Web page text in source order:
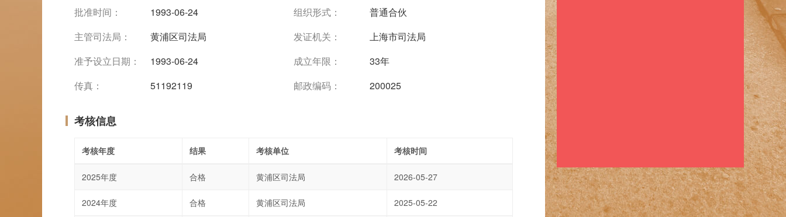
批准时间：
1993-06-24 组织形式：
普通合伙
主管司法局：
黄浦区司法局 发证机关：
上海市司法局
准予设立日期：
1993-06-24 成立年限：
33年
传真：
51192119 邮政编码： 200025
考核信息
考核年度 结果 考核单位 考核时间
2025年度 合格 黄浦区司法局 2026-05-27
2024年度 合格 黄浦区司法局 2025-05-22